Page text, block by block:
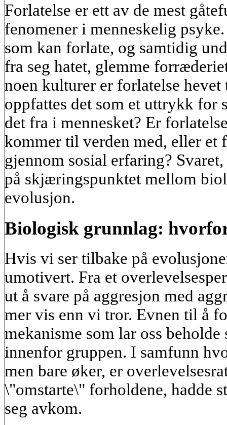
Forlatelse er ett av de mest
fenomener i menneskelig
som kan forlate, og samtidig
fra seg hatet, glemme
noen kulturer er forlatelse
oppfattes det som et uttrykk for
det fra i mennesket? Er
kommer til verden med, eller et
gjennom sosial erfaring?
på skjæringspunktet mellom
evolusjon.
Biologisk grunnlag:
Hvis vi ser tilbake på
umotivert. Fra et
ut å svare på aggresjon med
mer vis enn vi tror. Evnen til å
mekanisme som lar oss
innenfor gruppen. I samfunn
men bare øker, er
\"omstarte\" forholdene, hadde
seg avkom.